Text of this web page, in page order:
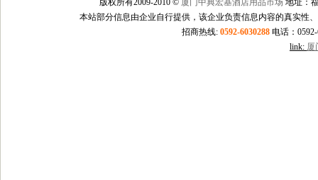
东莞市幸运（广印牌）印花..
版权所有2009-2010 © 厦门中典宏基酒店用品市场 地址：
本站部分信息由企业自行提供，该企业负责信息内容的真实性
招商热线: 0592-6030288 电话：
link: 厦